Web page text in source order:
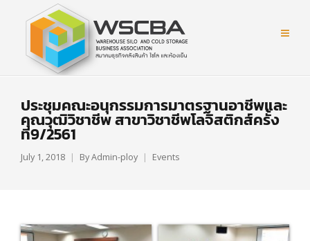
ประชุมคณะอนุกรรมการมาตรฐานอาชีพและ
คุณวุฒิวิชาชีพ สาขาวิชาชีพโลจิสติกส์ครั้ง
ที่9/2561
July 1, 2018 ByAdmin-ploy Events